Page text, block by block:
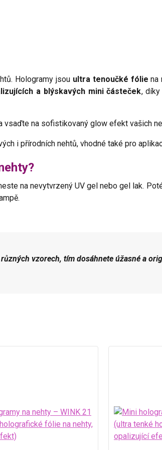
Hologramy jsou ultra tenoučké fólie na
a blýskavých mini částeček,
vsaďte na sofistikovaný glow efekt vašich
i přírodních nehtů, vhodné také pro
na nevytvrzený UV gel nebo gel lak.
vzorech, tím dosáhnete úžasné a